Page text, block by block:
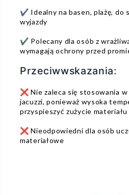
✔️ Idealny na basen, plażę, do
wyjazdy
✔️ Polecany dla osób z
wymagają ochrony przed
Przeciwwskazania:
❌ Nie zaleca się stosowania
jacuzzi, ponieważ wysoka
przyspieszyć zużycie materiału
❌ Nieodpowiedni dla osób
materiałowe